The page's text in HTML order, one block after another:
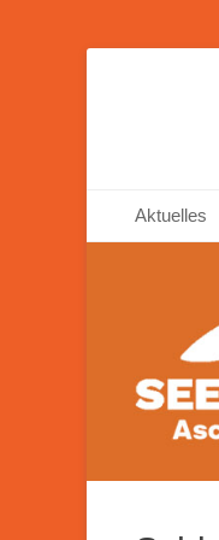
Inhalt
Aktuelles